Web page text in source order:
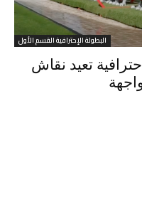
البطولة الإحترافية القسم الأول
تعيد نقاش